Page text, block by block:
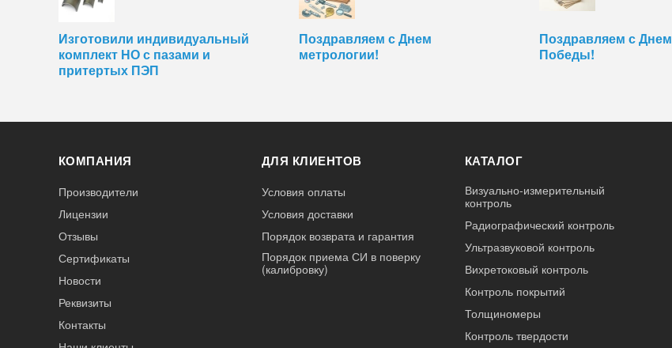
Изготовили индивидуальный
комплект НО с пазами и
притертых ПЭП
Поздравляем с Днем
метрологии!
Поздравляем с Днем
Победы!
КОМПАНИЯ
Производители
Лицензии
Отзывы
Сертификаты
Новости
Реквизиты
Контакты
ДЛЯ КЛИЕНТОВ
Условия оплаты
Условия доставки
Порядок возврата и гарантия
Порядок приема СИ в поверку
(калибровку)
КАТАЛОГ
Визуально-измерительный
контроль
Радиографический контроль
Ультразвуковой контроль
Вихретоковый контроль
Контроль покрытий
Толщиномеры
Контроль твердости